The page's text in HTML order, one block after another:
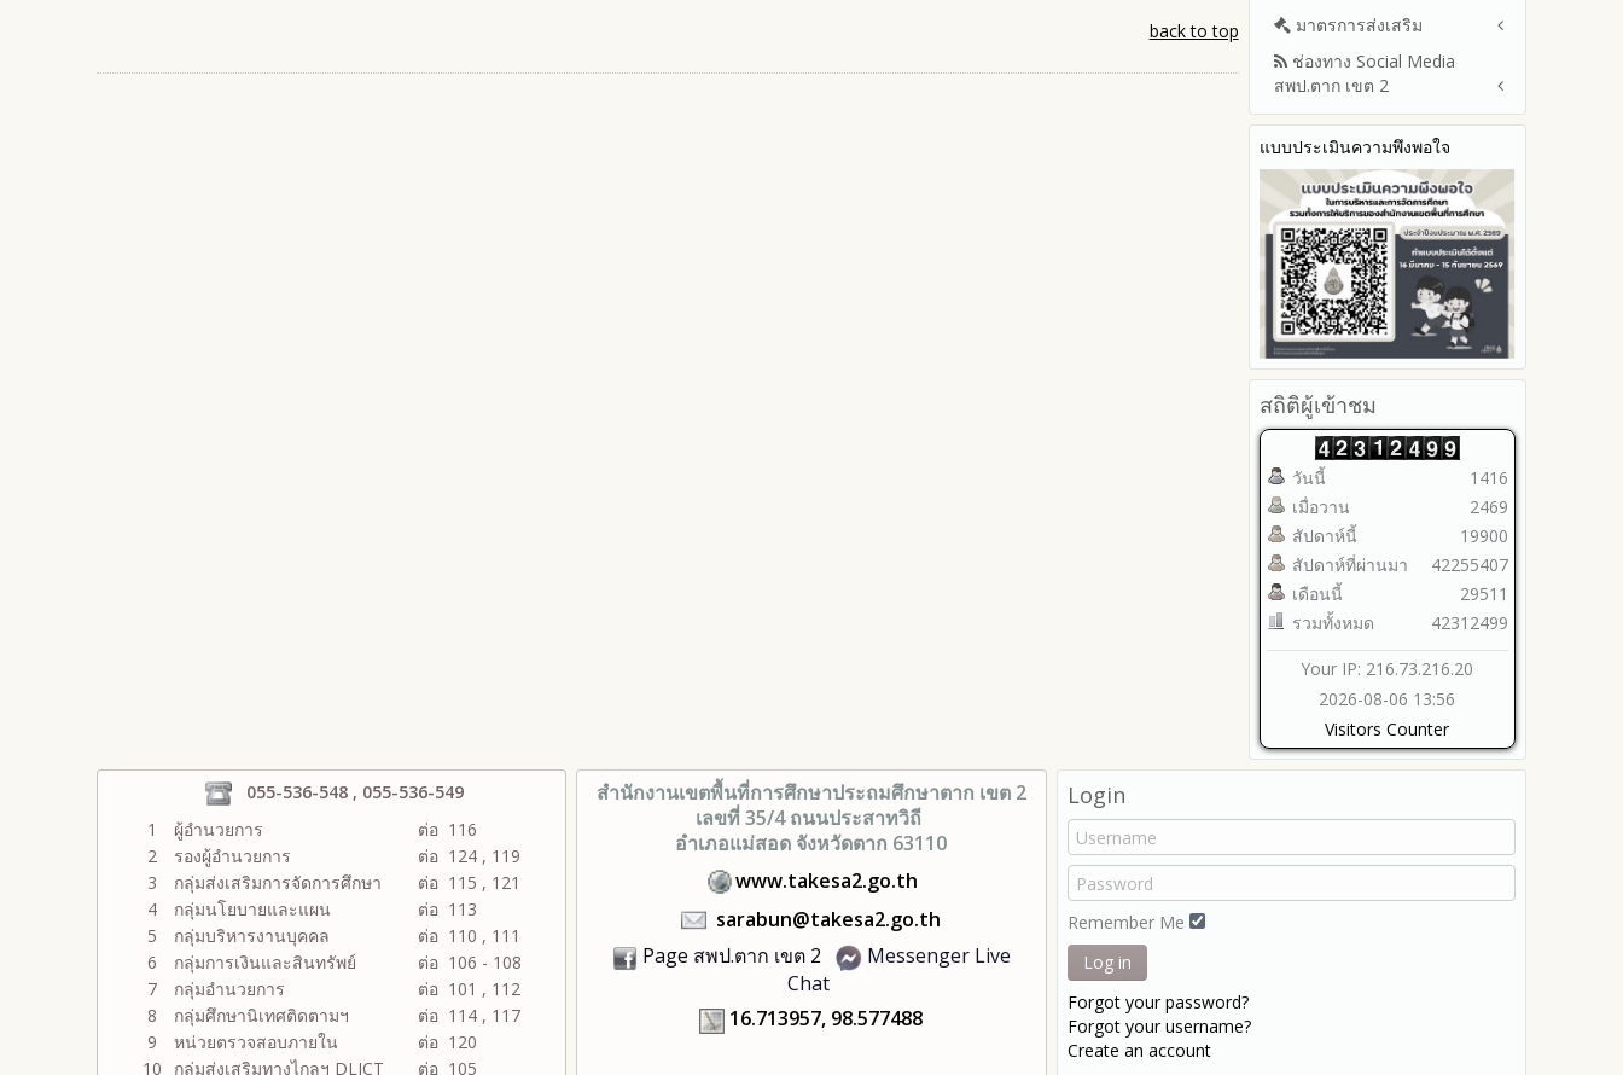
back to top
มาตรการส่งเสริม
มาตรการเผยแพร่ข้อมูลต่อ
สาธารณะ
มาตรการส่งเสริมความโปร่งใสใน
การจัดซื้อจัดจ้าง
มาตราการจัดการเรื่องร้องเรียน
การทุจริต
มาตรการป้องกันการรับสินบน
มาตรการป้องกันการขัดกัน
ระหว่างผลประโยชน์ส่วนตนกับ
ส่วนรวม
มาตรการตรวจสอบการใช้ดุลพินิจ
มาตราการให้ผู้มีส่วนได้ส่วนเสียมี
ส่วนร่วม
ช่องทาง Social Media
สพป.ตาก เขต 2
Q&A / ชมเชย / เสนอแนะ
Facebook เพจ สพป.ตาก 2
Youtube ช่อง สพป.ตาก เขต 2
Youtube เรื่องเล่าข่าวตาก 2
แบบประเมินความพึงพอใจ
สถิติผู้เข้าชม
วันนี้
เมื่อวาน
สัปดาห์นี้
สัปดาห์ที่ผ่านมา
เดือนนี้
รวมทั้งหมด
1416
2469
19900
42255407
29511
42312499
Your IP: 216.73.216.20
2026-08-06 13:56
Visitors Counter
055-536-548 , 055-536-549
1
ผู้อำนวยการ
ต่อ 116
2
รองผู้อำนวยการ
ต่อ 124 , 119
3
กลุ่มส่งเสริมการจัดการศึกษา
ต่อ 115 , 121
4
กลุ่มนโยบายและแผน
ต่อ 113
5
กลุ่มบริหารงานบุคคล
ต่อ 110 , 111
6
กลุ่มการเงินและสินทรัพย์
ต่อ 106 - 108
7
กลุ่มอำนวยการ
ต่อ 101 , 112
8
กลุ่มศึกษานิเทศติดตามฯ
ต่อ 114 , 117
9
หน่วยตรวจสอบภายใน
ต่อ 120
10
กลุ่มส่งเสริมทางไกลฯ DLICT ต่อ 105
สำนักงานเขตพื้นที่การศึกษาประถมศึกษาตาก เขต 2
เลขที่ 35/4 ถนนประสาทวิถี
อำเภอแม่สอด จังหวัดตาก 63110
www.takesa2.go.th
sarabun@takesa2.go.th
Page สพป.ตาก เขต 2
Messenger Live
Chat
16.713957, 98.577488
Login
Remember Me
Log in
Forgot your password?
Forgot your username?
Create an account